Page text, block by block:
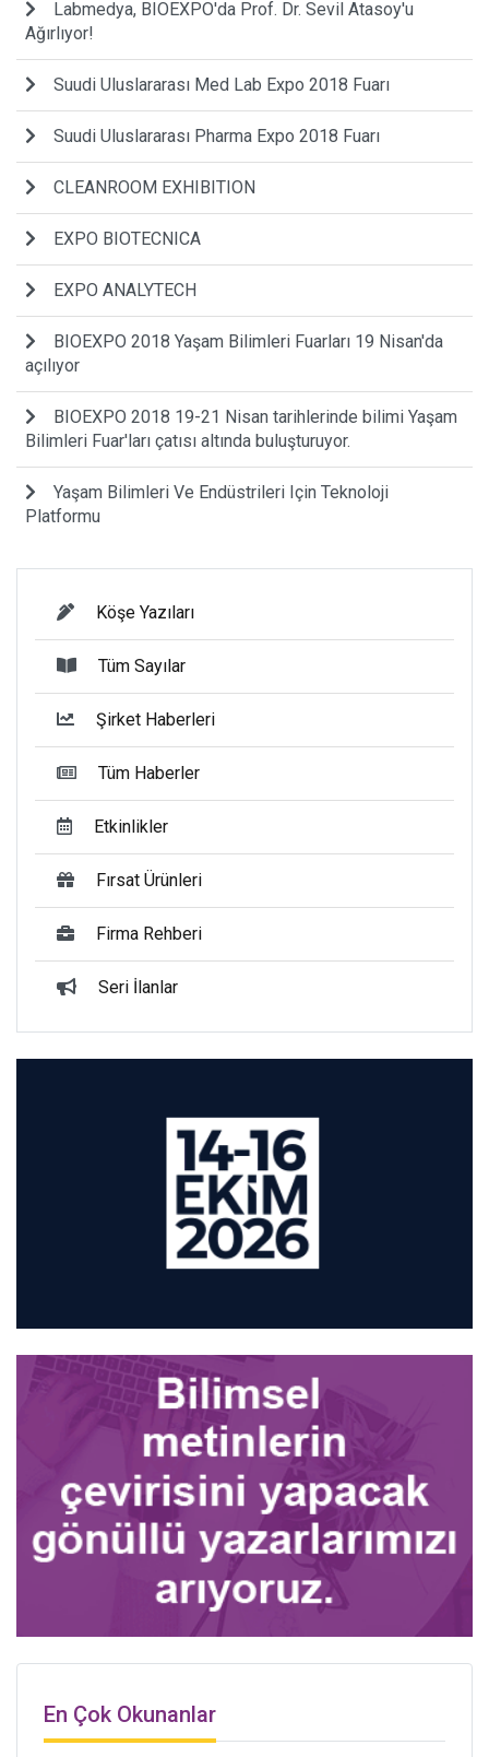
Labmedya, BIOEXPO'da Prof. Dr. Sevil Atasoy'u
Ağırlıyor!
Suudi Uluslararası Med Lab Expo 2018 Fuarı
Suudi Uluslararası Pharma Expo 2018 Fuarı
CLEANROOM EXHIBITION
EXPO BIOTECNICA
EXPO ANALYTECH
BIOEXPO 2018 Yaşam Bilimleri Fuarları 19 Nisan'da
açılıyor
BIOEXPO 2018 19-21 Nisan tarihlerinde bilimi Yaşam
Bilimleri Fuar'ları çatısı altında buluşturuyor.
Yaşam Bilimleri Ve Endüstrileri Için Teknoloji
Platformu
Köşe Yazıları
Tüm Sayılar
Şirket Haberleri
Tüm Haberler
Etkinlikler
Fırsat Ürünleri
Firma Rehberi
Seri İlanlar
En Çok Okunanlar